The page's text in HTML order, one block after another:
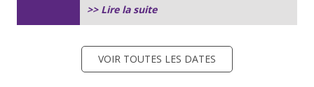
>> Lire la suite
VOIR TOUTES LES DATES